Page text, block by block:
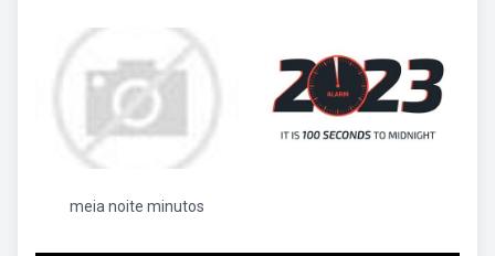
meia noite minutos